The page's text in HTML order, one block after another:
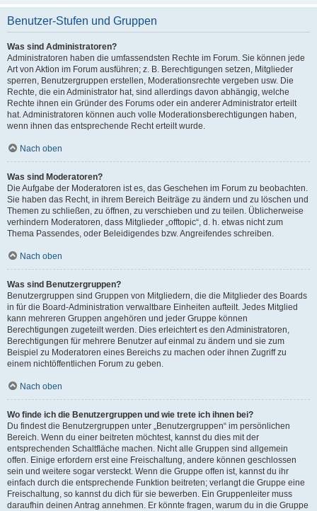
Benutzer-Stufen und Gruppen
Was sind Administratoren?
Administratoren haben die umfassendsten Rechte im Forum. Sie können jede
Art von Aktion im Forum ausführen; z. B. Berechtigungen setzen, Mitglieder
sperren, Benutzergruppen erstellen, Moderationsrechte vergeben usw. Die
Rechte, die ein Administrator hat, sind allerdings davon abhängig, welche
Rechte ihnen ein Gründer des Forums oder ein anderer Administrator erteilt
hat. Administratoren können auch volle Moderationsberechtigungen haben,
wenn ihnen das entsprechende Recht erteilt wurde.
Nach oben
Was sind Moderatoren?
Die Aufgabe der Moderatoren ist es, das Geschehen im Forum zu beobachten.
Sie haben das Recht, in ihrem Bereich Beiträge zu ändern und zu löschen und
Themen zu schließen, zu öffnen, zu verschieben und zu teilen. Üblicherweise
verhindern Moderatoren, dass Mitglieder „offtopic“, d. h. etwas nicht zum
Thema Passendes, oder Beleidigendes bzw. Angreifendes schreiben.
Nach oben
Was sind Benutzergruppen?
Benutzergruppen sind Gruppen von Mitgliedern, die die Mitglieder des Boards
in für die Board-Administration verwaltbare Einheiten aufteilt. Jedes Mitglied
kann mehreren Gruppen angehören und jeder Gruppe können
Berechtigungen zugeteilt werden. Dies erleichtert es den Administratoren,
Berechtigungen für mehrere Benutzer auf einmal zu ändern und sie zum
Beispiel zu Moderatoren eines Bereichs zu machen oder ihnen Zugriff zu
einem nichtöffentlichen Forum zu geben.
Nach oben
Wo finde ich die Benutzergruppen und wie trete ich ihnen bei?
Du findest die Benutzergruppen unter „Benutzergruppen“ im persönlichen
Bereich. Wenn du einer beitreten möchtest, kannst du dies mit der
entsprechenden Schaltfläche machen. Nicht alle Gruppen sind allgemein
offen. Einige erfordern erst eine Freischaltung, andere können geschlossen
sein und weitere sogar versteckt. Wenn die Gruppe offen ist, kannst du ihr
einfach durch die entsprechende Funktion beitreten; verlangt die Gruppe eine
Freischaltung, so kannst du dich für sie bewerben. Ein Gruppenleiter muss
daraufhin deinen Antrag annehmen. Er könnte fragen, warum du in die Gruppe